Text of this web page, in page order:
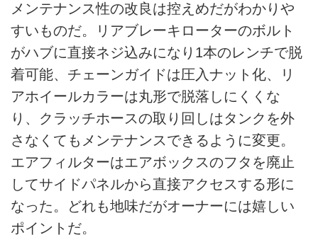
メンテナンス性の改良は控えめだがわかりや
すいものだ。リアブレーキローターのボルト
がハブに直接ネジ込みになり1本のレンチで脱
着可能、チェーンガイドは圧入ナット化、リ
アホイールカラーは丸形で脱落しにくくな
り、クラッチホースの取り回しはタンクを外
さなくてもメンテナンスできるように変更。
エアフィルターはエアボックスのフタを廃止
してサイドパネルから直接アクセスする形に
なった。どれも地味だがオーナーには嬉しい
ポイントだ。